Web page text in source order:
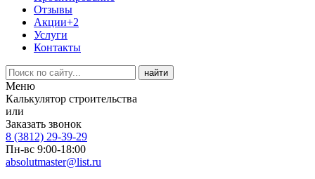
Отзывы
Акции+2
Услуги
Контакты
Меню
Калькулятор строительства
или
Заказать звонок
8 (3812) 29-39-29
Пн-вс 9:00-18:00
absolutmaster@list.ru